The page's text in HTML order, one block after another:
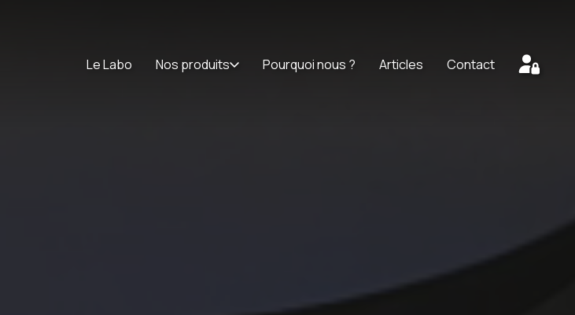
Le Labo Nos produits Pourquoi nous ? Articles Contact